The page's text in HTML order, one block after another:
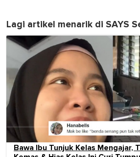
Lagi artikel menarik di SAYS
Bawa Ibu Tunjuk Kelas Mengajar,